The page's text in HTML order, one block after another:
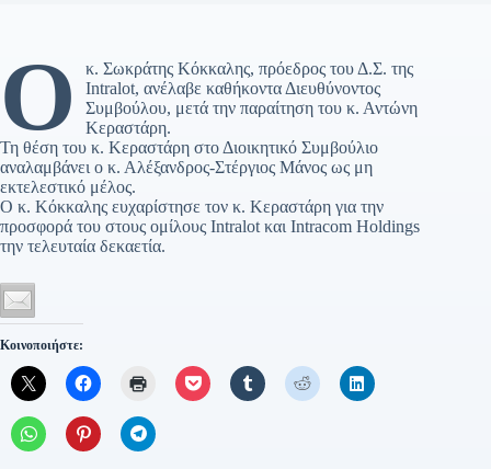
O
κ. Σωκράτης Κόκκαλης, πρόεδρος του Δ.Σ. της
Intralot, ανέλαβε καθήκοντα Διευθύνοντος
Συμβούλου, μετά την παραίτηση του κ. Αντώνη
Κεραστάρη.
Τη θέση του κ. Κεραστάρη στο Διοικητικό Συμβούλιο
αναλαμβάνει ο κ. Αλέξανδρος-Στέργιος Μάνος ως μη
εκτελεστικό μέλος.
Ο κ. Κόκκαλης ευχαρίστησε τον κ. Κεραστάρη για την
προσφορά του στους ομίλους Intralot και Intracom Holdings
την τελευταία δεκαετία.
Κοινοποιήστε: